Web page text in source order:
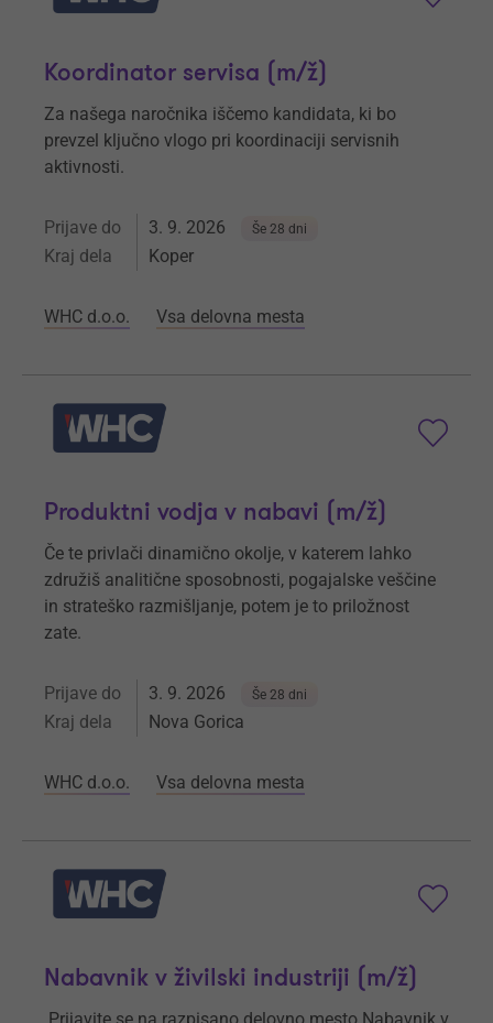
Koordinator servisa (m/ž)
Za našega naročnika iščemo kandidata, ki bo
prevzel ključno vlogo pri koordinaciji servisnih
aktivnosti.
Prijave do 3. 9. 2026 Še 28 dni
Kraj dela Koper
WHC d.o.o. Vsa delovna mesta
Produktni vodja v nabavi (m/ž)
Če te privlači dinamično okolje, v katerem lahko
združiš analitične sposobnosti, pogajalske veščine
in strateško razmišljanje, potem je to priložnost
zate.
Prijave do 3. 9. 2026 Še 28 dni
Kraj dela Nova Gorica
WHC d.o.o. Vsa delovna mesta
Nabavnik v živilski industriji (m/ž)
Prijavite se na razpisano delovno mesto Nabavnik v